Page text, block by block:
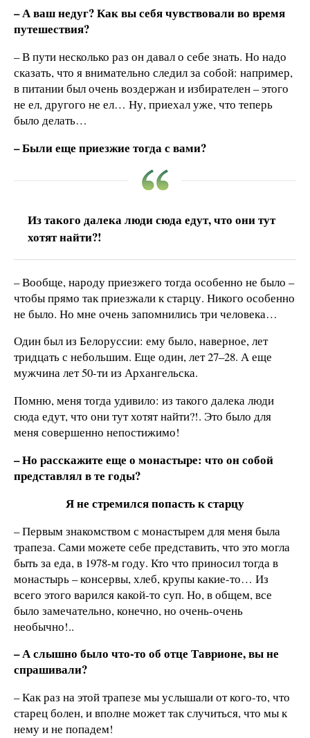
– А ваш недуг? Как вы себя чувствовали во время
путешествия?
– В пути несколько раз он давал о себе знать. Но надо
сказать, что я внимательно следил за собой: например,
в питании был очень воздержан и избирателен – этого
не ел, другого не ел… Ну, приехал уже, что теперь
было делать…
– Были еще приезжие тогда с вами?
Из такого далека люди сюда едут, что они тут
хотят найти?!
– Вообще, народу приезжего тогда особенно не было –
чтобы прямо так приезжали к старцу. Никого особенно
не было. Но мне очень запомнились три человека…
Один был из Белоруссии: ему было, наверное, лет
тридцать с небольшим. Еще один, лет 27–28. А еще
мужчина лет 50-ти из Архангельска.
Помню, меня тогда удивило: из такого далека люди
сюда едут, что они тут хотят найти?!. Это было для
меня совершенно непостижимо!
–Но расскажите еще о монастыре: что он собой
представлял в те годы?
Я не стремился попасть к старцу
– Первым знакомством с монастырем для меня была
трапеза. Сами можете себе представить, что это могла
быть за еда, в 1978-м году. Кто что приносил тогда в
монастырь – консервы, хлеб, крупы какие-то… Из
всего этого варился какой-то суп. Но, в общем, все
было замечательно, конечно, но очень-очень
необычно!..
– А слышно было что-то об отце Таврионе, вы не
спрашивали?
– Как раз на этой трапезе мы услышали от кого-то, что
старец болен, и вполне может так случиться, что мы к
нему и не попадем!